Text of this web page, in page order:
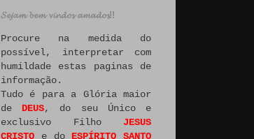
𝓢𝓮𝓳𝓪𝓶 𝓫𝓮𝓶 𝓿𝓲𝓷𝓭𝓸𝓼 𝓪𝓶𝓪𝓭𝓸𝓼!!
Procure na medida do
possível, interpretar com
humildade estas paginas de
informação.
Tudo é para a Glória maior
de DEUS, do seu Único e
exclusivo Filho JESUS
CRISTO e do ESPÍRITO SANTO